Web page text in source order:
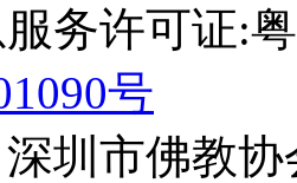
务许可证:
号
圳市佛教